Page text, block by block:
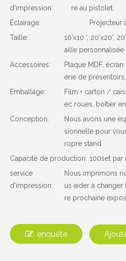
d'impression:
re au pistolet
Éclairage:
Projecteur
Taille:
10'x10 ', 20'x20',
aille
Accessoires:
Plaque MDF,
érie de
Emballage:
Film + carton /
ec roues, boîtier
Conception:
Nous avons une
sionnelle pour
ropre stand
Capacité de production: 100set par
service
d'impression:
Nous imprimons
us aider à
re prochaine
enquête